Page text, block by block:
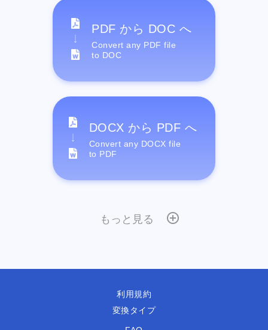
PDF から DOC へ
Convert any PDF file
to DOC
DOCX から PDF へ
Convert any DOCX file
to PDF
もっと見る
利用規約
変換タイプ